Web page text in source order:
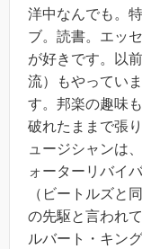
洋中なんでも。
ブ。読書。エッ
が好きです。以
流）もやってい
す。邦楽の趣味
破れたままで張
ュージシャンは
ォーターリバイ
（ビートルズと
の先駆と言われ
ルバート・キン